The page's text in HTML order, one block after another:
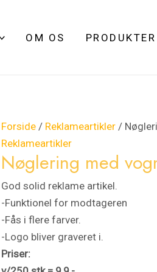
OM OS PRODUKTER
Forside / Reklameartikler /
Reklameartikler
Nøglering med
God solid reklame artikel.
-Funktionel for modtageren
-Fås i flere farver.
-Logo bliver graveret i.
Priser:
vogn-